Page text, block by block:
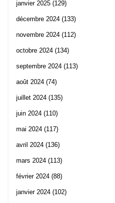
janvier 2025 (129)
décembre 2024 (133)
novembre 2024 (112)
octobre 2024 (134)
septembre 2024 (113)
août 2024 (74)
juillet 2024 (135)
juin 2024 (110)
mai 2024 (117)
avril 2024 (136)
mars 2024 (113)
février 2024 (88)
janvier 2024 (102)